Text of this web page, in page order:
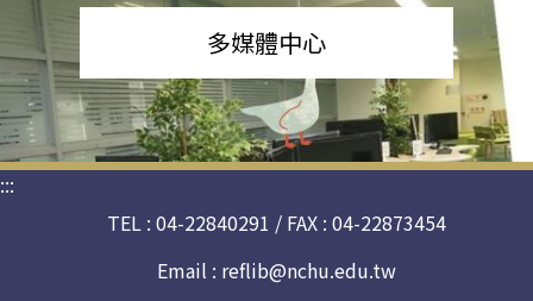
多媒體中心
:::
TEL : 04-22840291 / FAX : 04-22873454
Email : reflib@nchu.edu.tw